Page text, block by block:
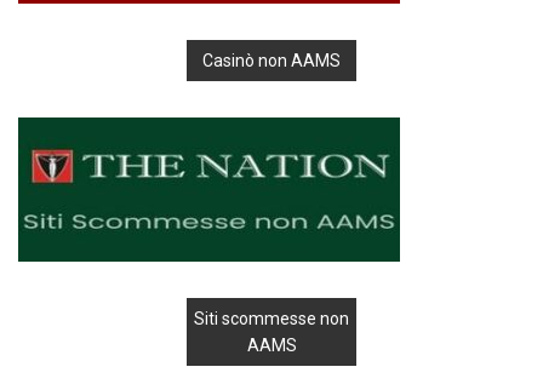
Casinò non AAMS
Siti scommesse non
AAMS